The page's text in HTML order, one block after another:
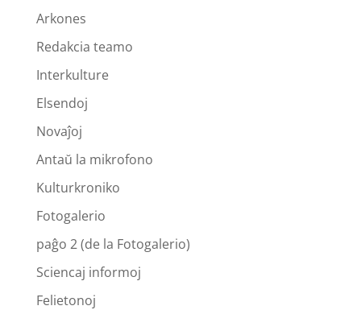
Arkones
Redakcia teamo
Interkulture
Elsendoj
Novaĵoj
Antaŭ la mikrofono
Kulturkroniko
Fotogalerio
paĝo 2 (de la Fotogalerio)
Sciencaj informoj
Felietonoj